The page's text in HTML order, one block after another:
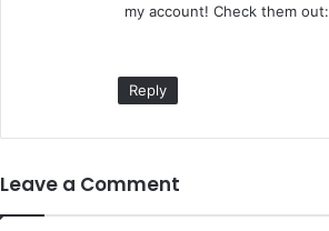
my account! Check them out:
Reply
Leave a Comment